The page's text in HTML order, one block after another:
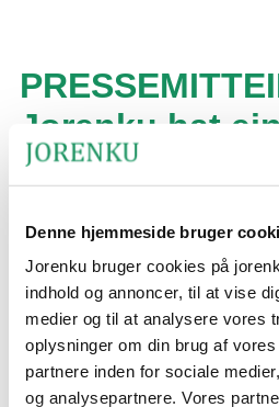
Denne hjemmeside bruger
Jorenku bruger cookies på
indhold og annoncer, til at vise
medier og til at analysere vores
oplysninger om din brug af
partnere inden for sociale
og analysepartnere. Vores
Jorenku hat
Miteigentümer
Geschätzte Lesezeit:3Minuten
Das Produktionsunternehmen mit
Dänemark hat einen neuen
Zum 1. Januar 2022 ist Jamil Al-
eingestiegen und wurde
Inhaber Johnni Pedersen. Jamil Al-
Mitglied des Vorstands.
Jamil Al-Shiekhly hat einen